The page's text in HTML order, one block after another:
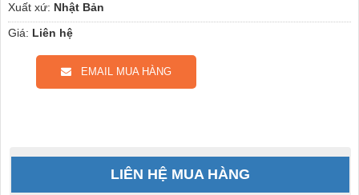
Xuất xứ: Nhật Bản
Giá: Liên hệ
EMAIL MUA HÀNG
LIÊN HỆ MUA HÀNG